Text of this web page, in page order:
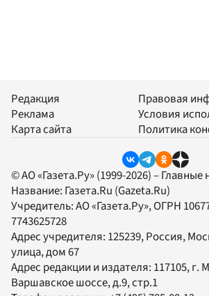
Редакция
Реклама
Карта сайта
Правовая
Условия
Политика
© АО «Газета.Ру» (1999-2026) – Главные
Название: Газета.Ru (Gazeta.Ru)
Учредитель:АО «Газета.Ру», ОГРН
7743625728
Адрес учредителя: 125239, Россия,
улица, дом 67
Адрес редакции и издателя: 117105, г.
Варшавское шоссе, д.9, стр.1